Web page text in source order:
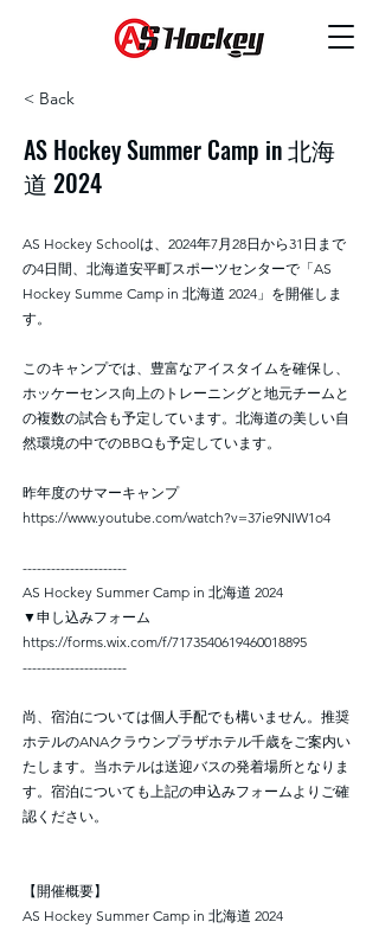
< Back
AS Hockey Summer Camp in 北海
道 2024
AS Hockey Schoolは、2024年7月28日から31日まで
の4日間、北海道安平町スポーツセンターで「AS
Hockey Summe Camp in 北海道 2024」を開催しま
す。
このキャンプでは、豊富なアイスタイムを確保し、
ホッケーセンス向上のトレーニングと地元チームと
の複数の試合も予定しています。北海道の美しい自
然環境の中でのBBQも予定しています。
昨年度のサマーキャンプ
https://www.youtube.com/watch?v=37ie9NIW1o4
----------------------
AS Hockey Summer Camp in 北海道 2024
▼申し込みフォーム
https://forms.wix.com/f/7173540619460018895
----------------------
尚、宿泊については個人手配でも構いません。推奨
ホテルのANAクラウンプラザホテル千歳をご案内い
たします。当ホテルは送迎バスの発着場所となりま
す。宿泊についても上記の申込みフォームよりご確
認ください。
【開催概要】
AS Hockey Summer Camp in 北海道 2024